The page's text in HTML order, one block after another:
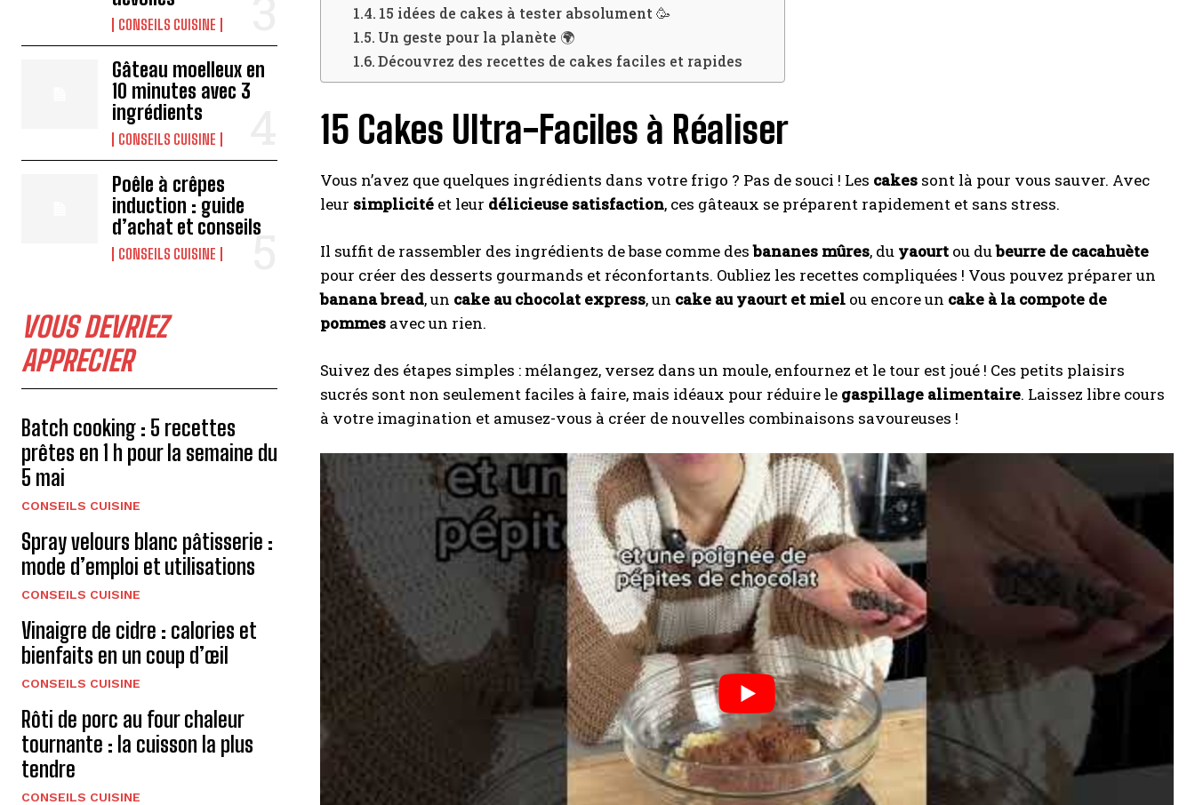
CONSEILS CUISINE
Gâteau moelleux en
10 minutes avec 3
ingrédients
CONSEILS CUISINE
Poêle à crêpes
induction : guide
d’achat et conseils
CONSEILS CUISINE
VOUS DEVRIEZ
APPRECIER
Batch cooking : 5 recettes
prêtes en 1 h pour la semaine du
5 mai
CONSEILS CUISINE
Spray velours blanc pâtisserie :
mode d’emploi et utilisations
CONSEILS CUISINE
Vinaigre de cidre : calories et
bienfaits en un coup d’œil
CONSEILS CUISINE
Rôti de porc au four chaleur
tournante : la cuisson la plus
tendre
CONSEILS CUISINE
15 idées de cakes à tester absolument 🥳
Un geste pour la planète 🌍
Découvrez des recettes de cakes faciles et rapides
15 Cakes Ultra-Faciles à Réaliser
Vous n’avez que quelques ingrédients dans votre frigo ? Pas de souci ! Les cakes sont là pour vous sauver. Avec
leur simplicité et leur délicieuse satisfaction, ces gâteaux se préparent rapidement et sans stress.
Il suffit de rassembler des ingrédients de base comme desbananes mûres, du yaourt ou dubeurre de cacahuète
pour créer des desserts gourmands et réconfortants. Oubliez les recettes compliquées ! Vous pouvez préparer un
banana bread, un cake au chocolat express, un cake au yaourt et miel ou encore un cake à la compote de
pommes avec un rien.
Suivez des étapes simples : mélangez, versez dans un moule, enfournez et le tour est joué ! Ces petits plaisirs
sucrés sont non seulement faciles à faire, mais idéaux pour réduire le gaspillage alimentaire. Laissez libre cours
à votre imagination et amusez-vous à créer de nouvelles combinaisons savoureuses !